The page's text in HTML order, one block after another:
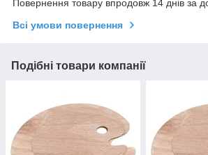
Повернення товару впродовж 14 днів за
Всі умови повернення
Подібні товари компанії